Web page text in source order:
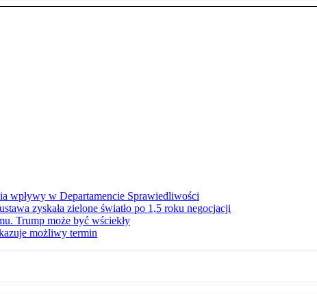
wpływy w Departamencie Sprawiedliwości
zyskała zielone światło po 1,5 roku negocjacji
Trump może być wściekły
możliwy termin